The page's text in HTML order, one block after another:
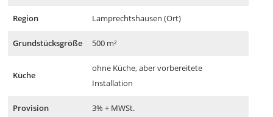
Region Lamprechtshausen (Ort)
Grundstücksgröße 500 m²
Küche
ohne Küche, aber vorbereitete
Installation
Provision 3% + MWSt.